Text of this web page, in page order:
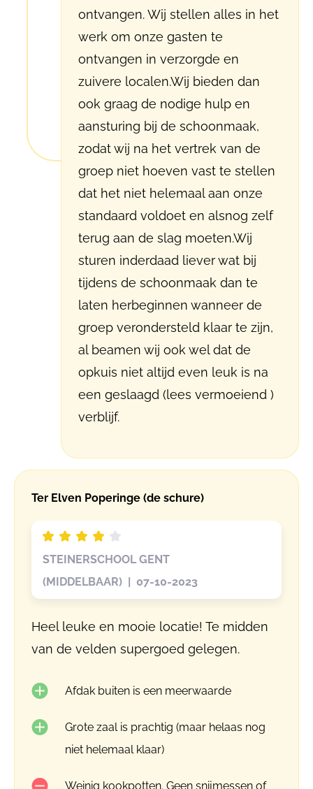
ontvangen. Wij stellen alles in het
werk om onze gasten te
ontvangen in verzorgde en
zuivere localen.Wij bieden dan
ook graag de nodige hulp en
aansturing bij de schoonmaak,
zodat wij na het vertrek van de
groep niet hoeven vast te stellen
dat het niet helemaal aan onze
standaard voldoet en alsnog zelf
terug aan de slag moeten.Wij
sturen inderdaad liever wat bij
tijdens de schoonmaak dan te
laten herbeginnen wanneer de
groep verondersteld klaar te zijn,
al beamen wij ook wel dat de
opkuis niet altijd even leuk is na
een geslaagd (lees vermoeiend )
verblijf.
Ter Elven Poperinge (de schure)
STEINERSCHOOL GENT
(MIDDELBAAR) | 07-10-2023
Heel leuke en mooie locatie! Te midden
van de velden supergoed gelegen.
Afdak buiten is een meerwaarde
Grote zaal is prachtig (maar helaas nog
niet helemaal klaar)
Weinig kookpotten. Geen snijmessen of